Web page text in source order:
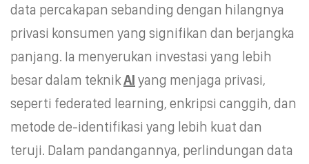
data percakapan sebanding dengan hilangnya
privasi konsumen yang signifikan dan berjangka
panjang. Ia menyerukan investasi yang lebih
besar dalam teknikAI yang menjaga privasi,
seperti federated learning, enkripsi canggih, dan
metode de-identifikasi yang lebih kuat dan
teruji. Dalam pandangannya, perlindungan data